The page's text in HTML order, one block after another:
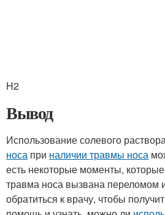
H2
Вывод
Использование солевого
носа при наличии травмы носа
есть некоторые моменты,
травма носа вызвана переломом
обратиться к врачу, чтобы